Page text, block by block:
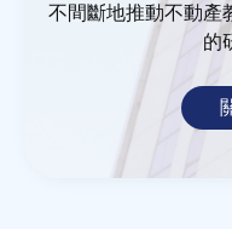
不間斷地推動不動產
的